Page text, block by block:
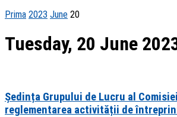
Prima 2023 June 20
Tuesday, 20 June
Ședința Grupului de Lucru al
reglementarea activității de